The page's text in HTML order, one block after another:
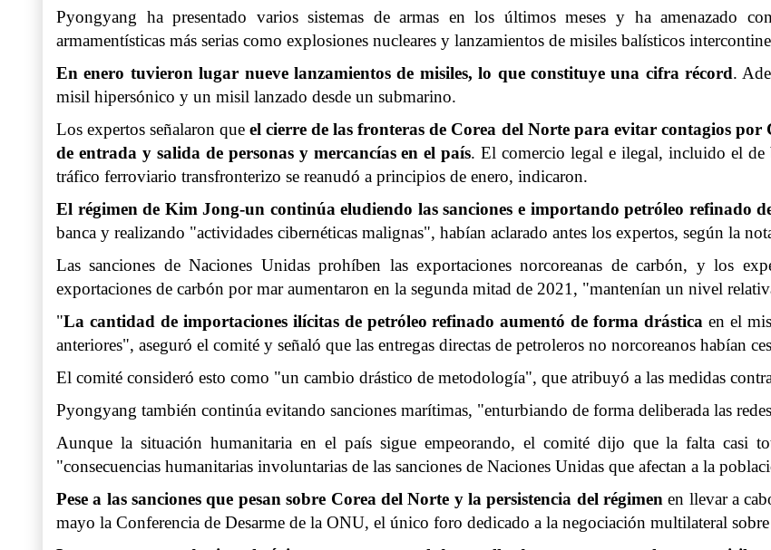
Pyongyang ha presentado varios sistemas de armas en los últimos meses y ha amenazado
armamentísticas más serias como explosiones nucleares y lanzamientos de misiles balísticos
En enero tuvieron lugar nueve lanzamientos de misiles, lo que constituye una cifra récord.
misil hipersónico y un misil lanzado desde un submarino.
Los expertos señalaron queel cierre de las fronteras de Corea del Norte para evitar contagios por
de entrada y salida de personas y mercancías en el país. El comercio legal e ilegal, incluido el de
tráfico ferroviario transfronterizo se reanudó a principios de enero, indicaron.
El régimen de Kim Jong-un continúaeludiendo las sanciones e importando petróleo refinado
banca y realizando "actividades cibernéticas malignas", habían aclarado antes los expertos, según la
Las sanciones de Naciones Unidas prohíben las exportaciones norcoreanas de carbón, y los
exportaciones de carbón por mar aumentaron en la segunda mitad de 2021, "mantenían un nivel
"La cantidad de importaciones ilícitas de petróleo refinado aumentó de forma drástica en el
anteriores", aseguró el comité y señaló que las entregas directas de petroleros no norcoreanos habían
El comité consideró esto como "un cambio drástico de metodología", que atribuyó a las medidas
Pyongyang también continúa evitando sanciones marítimas, "enturbiando de forma deliberada las
Aunque la situación humanitaria en el país sigue empeorando, el comité dijo que la falta casi
"consecuencias humanitarias involuntarias de las sanciones de Naciones Unidas que afectan a la
Pese a las sanciones que pesan sobre Corea del Norte y la persistencia del régimen en llevar a
mayo la Conferencia de Desarme de la ONU, el único foro dedicado a la negociación multilateral sobre